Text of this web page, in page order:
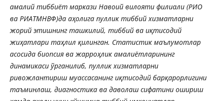
амалий тиббиёт маркази Навоий вилояти филиали (РИО
ва РИАТМНВФ)да аҳолига пуллик тиббий хизматларни
жорий этишнинг ташкилий, тиббий ва иқтисодий
жиҳатлари таҳлил қилинган. Статистик маълумотлар
асосида биопсия ва жарроҳлик амалиётларининг
динамикасиўрганилиб, пуллик хизматларни
ривожлантириш муассасанинг иқтисодий барқарорлигини
таъминлаш, диагностика ва даволаш сифатини ошириш